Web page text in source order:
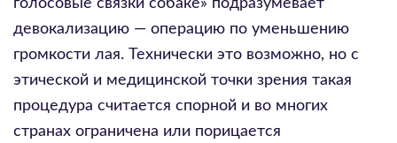
голосовые связки собаке» подразумевает
девокализацию — операцию по уменьшению
громкости лая. Технически это возможно, но с
этической и медицинской точки зрения такая
процедура считается спорной и во многих
странах ограничена или порицается